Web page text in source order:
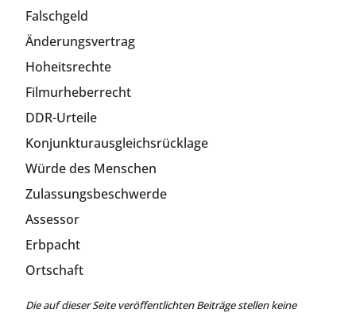
Falschgeld
Änderungsvertrag
Hoheitsrechte
Filmurheberrecht
DDR-Urteile
Konjunkturausgleichsrücklage
Würde des Menschen
Zulassungsbeschwerde
Assessor
Erbpacht
Ortschaft
Die auf dieser Seite veröffentlichten Beiträge stellen keine